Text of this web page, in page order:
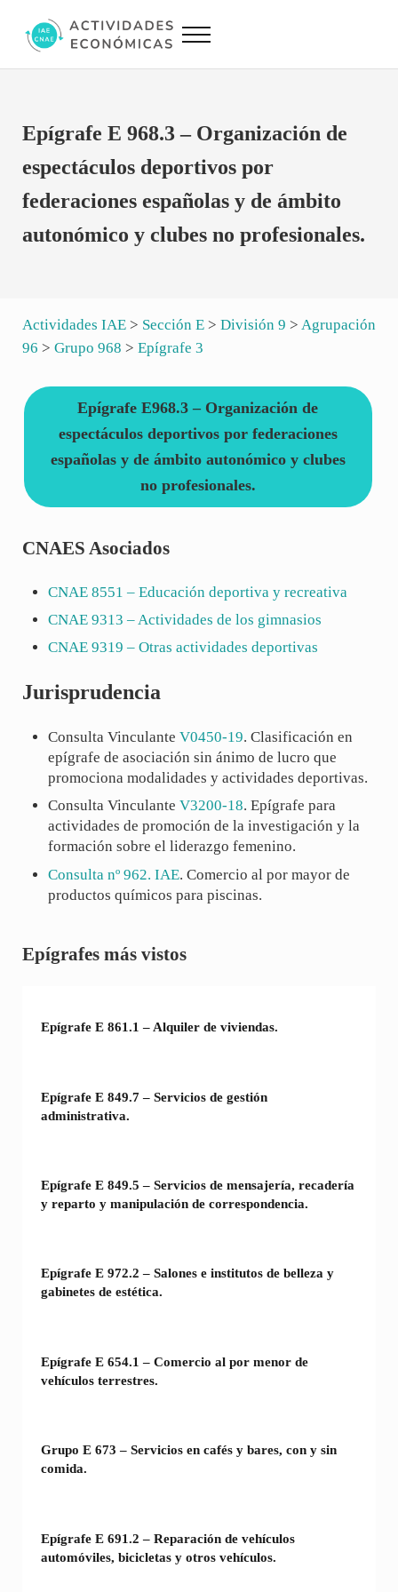
Actividades Económicas IAE CNAE
Menu
Epígrafe E 968.3 – Organización de
espectáculos deportivos por
federaciones españolas y de ámbito
autonómico y clubes no profesionales.
Actividades IAE> Sección E> División 9 > Agrupación
96 > Grupo 968 > Epígrafe 3
Epígrafe E968.3 – Organización de
espectáculos deportivos por federaciones
españolas y de ámbito autonómico y clubes
no profesionales.
CNAES Asociados
CNAE8551 – Educación deportiva y recreativa
CNAE9313 – Actividades de los gimnasios
CNAE9319 – Otras actividades deportivas
Jurisprudencia
Consulta VinculanteV0450-19. Clasificación en
epígrafe de asociación sin ánimo de lucro que
promociona modalidades y actividades deportivas.
Consulta VinculanteV3200-18. Epígrafe para
actividades de promoción de la investigación y la
formación sobre el liderazgo femenino.
Consulta nº 962. IAE. Comercio al por mayor de
productos químicos para piscinas.
Sidebar
Epígrafes más vistos
Epígrafe E 861.1 – Alquiler de viviendas.
Epígrafe E 849.7 – Servicios de gestión
administrativa.
Epígrafe E 849.5 – Servicios de mensajería, recadería
y reparto y manipulación de correspondencia.
Epígrafe E 972.2 – Salones e institutos de belleza y
gabinetes de estética.
Epígrafe E 654.1 – Comercio al por menor de
vehículos terrestres.
Grupo E 673 – Servicios en cafés y bares, con y sin
comida.
Epígrafe E 691.2 – Reparación de vehículos
automóviles, bicicletas y otros vehículos.